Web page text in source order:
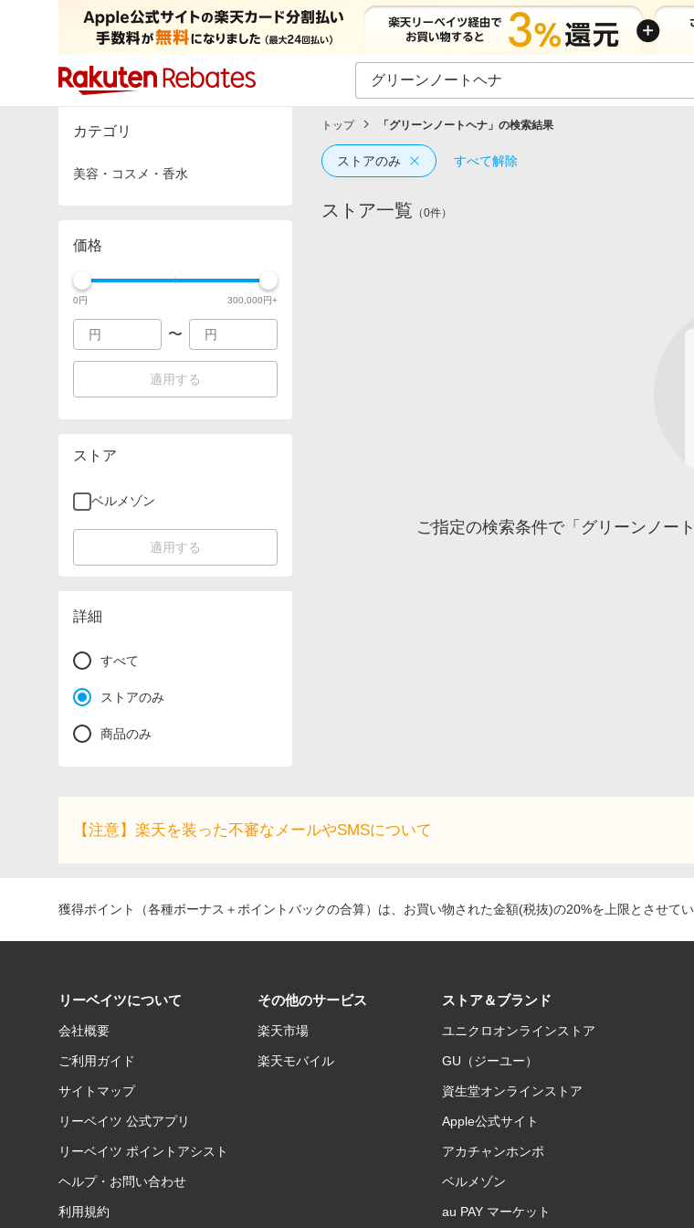
カテゴリー一覧 イベント一覧 ショッピング
カテゴリ
美容・コスメ・香水
価格
0円 300,000円+
〜
適用する
ストア
ベルメゾン
適用する
詳細
すべて
ストアのみ
商品のみ
トップ 「 グリーンノートヘナ 」の検索結果
ストアのみ すべて解除
ストア一覧 （0件）
ご指定の検索条件で「グリーンノー
【注意】楽天を装った不審なメールやSMSについて
獲得ポイント（各種ボーナス＋ポイントバックの合算）は、お買い物された金額(税抜)の20%を上限とさせて
リーベイツについて
会社概要
ご利用ガイド
サイトマップ
リーベイツ 公式アプリ
リーベイツ ポイントアシスト
ヘルプ・お問い合わせ
利用規約
その他のサービス
楽天市場
楽天モバイル
ストア＆ブランド
ユニクロオンラインストア
GU（ジーユー）
資生堂オンラインストア
Apple公式サイト
アカチャンホンポ
ベルメゾン
au PAY マーケット